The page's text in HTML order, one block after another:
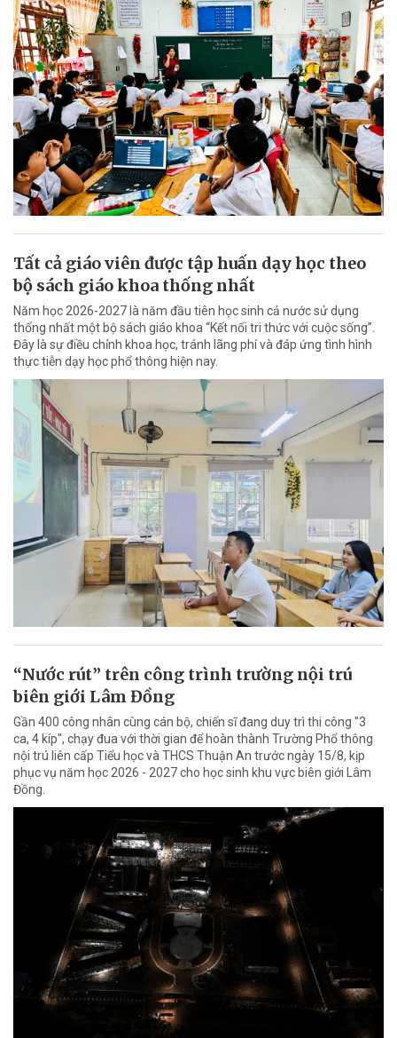
Tất cả giáo viên được tập huấn dạy học theo
bộ sách giáo khoa thống nhất
Năm học 2026-2027 là năm đầu tiên học sinh cả nước sử dụng
thống nhất một bộ sách giáo khoa “Kết nối tri thức với cuộc sống”.
Đây là sự điều chỉnh khoa học, tránh lãng phí và đáp ứng tình hình
thực tiễn dạy học phổ thông hiện nay.
“Nước rút” trên công trình trường nội trú
biên giới Lâm Đồng
Gần 400 công nhân cùng cán bộ, chiến sĩ đang duy trì thi công "3
ca, 4 kíp", chạy đua với thời gian để hoàn thành Trường Phổ thông
nội trú liên cấp Tiểu học và THCS Thuận An trước ngày 15/8, kịp
phục vụ năm học 2026 - 2027 cho học sinh khu vực biên giới Lâm
Đồng.